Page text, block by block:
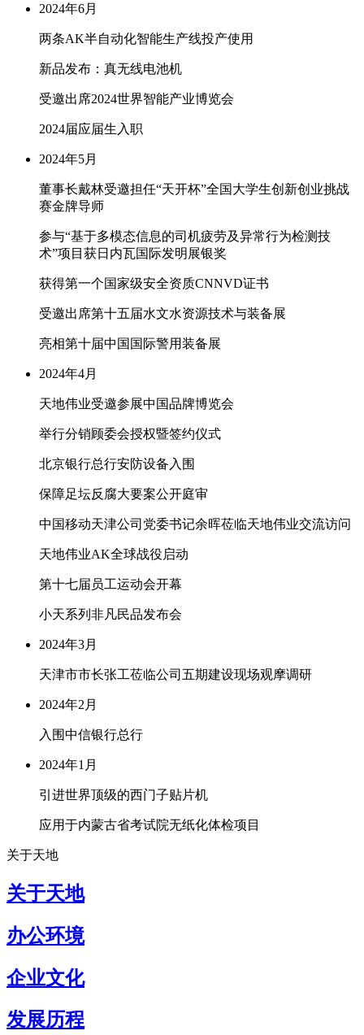
2024年6月
两条AK半自动化智能生产线投产使用
新品发布：真无线电池机
受邀出席2024世界智能产业博览会
2024届应届生入职
2024年5月
董事长戴林受邀担任“天开杯”全国大学生创新创业挑战
赛金牌导师
参与“基于多模态信息的司机疲劳及异常行为检测技
术”项目获日内瓦国际发明展银奖
获得第一个国家级安全资质CNNVD证书
受邀出席第十五届水文水资源技术与装备展
亮相第十届中国国际警用装备展
2024年4月
天地伟业受邀参展中国品牌博览会
举行分销顾委会授权暨签约仪式
北京银行总行安防设备入围
保障足坛反腐大要案公开庭审
中国移动天津公司党委书记余晖莅临天地伟业交流访问
天地伟业AK全球战役启动
第十七届员工运动会开幕
小天系列非凡民品发布会
2024年3月
天津市市长张工莅临公司五期建设现场观摩调研
2024年2月
入围中信银行总行
2024年1月
引进世界顶级的西门子贴片机
应用于内蒙古省考试院无纸化体检项目
关于天地
关于天地
办公环境
企业文化
发展历程